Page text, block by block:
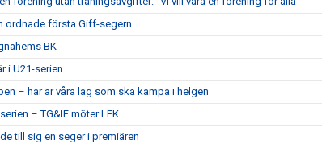
ordnade första Giff-segern
BK
i U21-serien
– här är våra lag som ska kämpa i helgen
– TG&IF möter LFK
till sig en seger i premiären